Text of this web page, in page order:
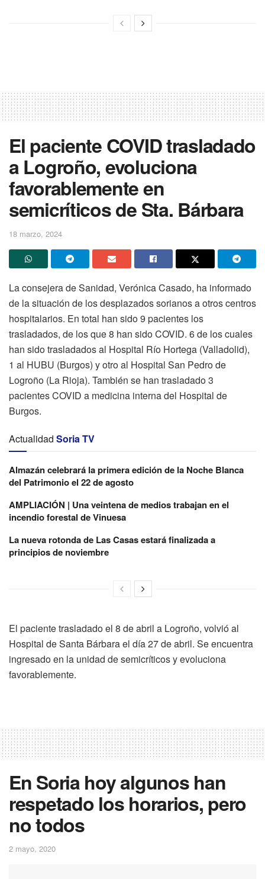
El paciente COVID trasladado
a Logroño, evoluciona
favorablemente en
semicríticos de Sta. Bárbara
18 marzo, 2024
La consejera de Sanidad, Verónica Casado, ha informado
de la situación de los desplazados sorianos a otros centros
hospitalarios. En total han sido 9 pacientes los
trasladados, de los que 8 han sido COVID. 6 de los cuales
han sido trasladados al Hospital Río Hortega (Valladolid),
1 al HUBU (Burgos) y otro al Hospital San Pedro de
Logroño (La Rioja). También se han trasladado 3
pacientes COVID a medicina interna del Hospital de
Burgos.
Actualidad Soria TV
Almazán celebrará la primera edición de la Noche Blanca
del Patrimonio el 22 de agosto
AMPLIACIÓN | Una veintena de medios trabajan en el
incendio forestal de Vinuesa
La nueva rotonda de Las Casas estará finalizada a
principios de noviembre
El paciente trasladado el 8 de abril a Logroño, volvió al
Hospital de Santa Bárbara el día 27 de abril. Se encuentra
ingresado en la unidad de semicríticos y evoluciona
favorablemente.
En Soria hoy algunos han
respetado los horarios, pero
no todos
2 mayo, 2020